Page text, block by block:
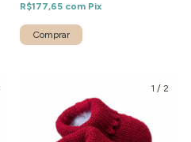
R$177,65 com Pix
Comprar
1 / 2